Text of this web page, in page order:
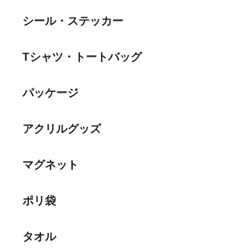
シール・ステッカー
Tシャツ・トートバッグ
パッケージ
アクリルグッズ
マグネット
ポリ袋
タオル